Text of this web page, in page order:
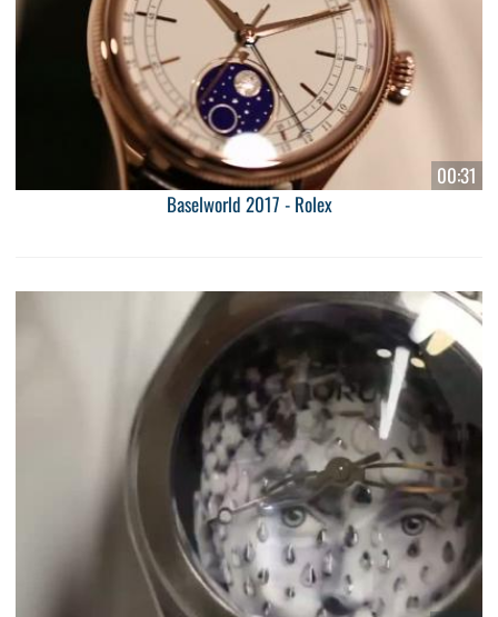
00:31
Baselworld 2017 - Rolex